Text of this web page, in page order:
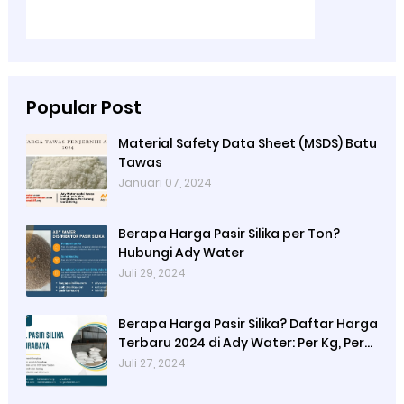
Popular Post
Material Safety Data Sheet (MSDS) Batu
Tawas
Januari 07, 2024
Berapa Harga Pasir Silika per Ton?
Hubungi Ady Water
Juli 29, 2024
Berapa Harga Pasir Silika? Daftar Harga
Terbaru 2024 di Ady Water: Per Kg, Per
Karung, dan Per Ton
Juli 27, 2024